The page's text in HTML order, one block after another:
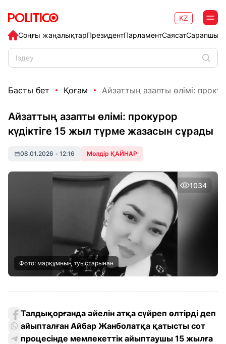
Соңғы жаңалықтарПрезидентПарламентСаясат
KZ
Басты бет Қоғам Айзаттың азапты өлімі:
Айзаттың азапты өлімі: прокурор
күдіктіге 15 жыл түрме жазасын сұрады
08.01.2026 • 12:16 Мөлдір ҚАЙНАР
1034
Фото: марқұмның туыстарынан
Талдықорғанда әйелін атқа сүйреп өлтірді деп
айыпталған Айбар Жанболатқа қатысты сот
процесінде мемлекеттік айыптаушы 15 жылға